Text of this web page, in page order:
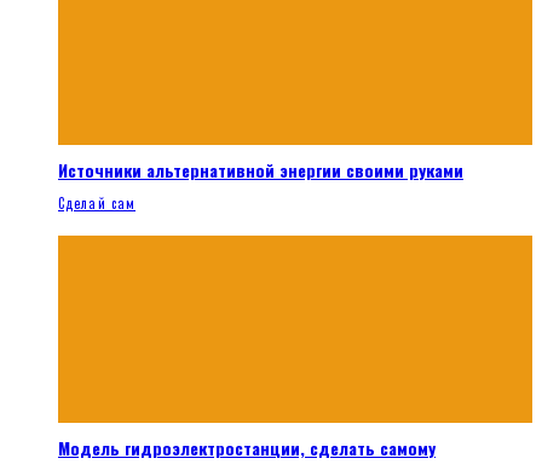
Источники альтернативной энергии своими руками
Сделай сам
Модель гидроэлектростанции, сделать самому